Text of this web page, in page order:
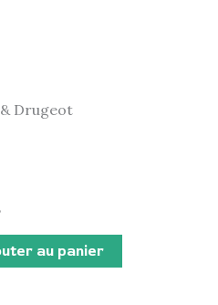
Drugeot
au panier